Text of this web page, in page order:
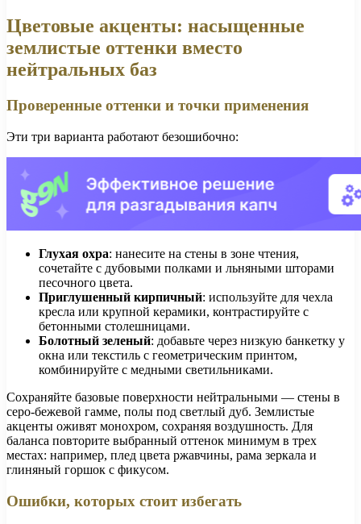
Цветовые акценты: насыщенные
землистые оттенки вместо
нейтральных баз
Проверенные оттенки и точки применения
Эти три варианта работают безошибочно:
Глухая охра: нанесите на стены в зоне чтения,
сочетайте с дубовыми полками и льняными шторами
песочного цвета.
Приглушенный кирпичный: используйте для чехла
кресла или крупной керамики, контрастируйте с
бетонными столешницами.
Болотный зеленый: добавьте через низкую банкетку у
окна или текстиль с геометрическим принтом,
комбинируйте с медными светильниками.
Сохраняйте базовые поверхности нейтральными — стены в
серо-бежевой гамме, полы под светлый дуб. Землистые
акценты оживят монохром, сохраняя воздушность. Для
баланса повторите выбранный оттенок минимум в трех
местах: например, плед цвета ржавчины, рама зеркала и
глиняный горшок с фикусом.
Ошибки, которых стоит избегать